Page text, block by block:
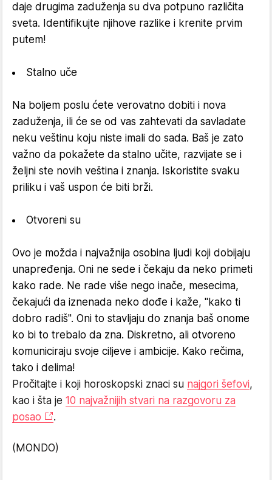
daje drugima zaduženja su dva potpuno različita
sveta. Identifikujte njihove razlike i krenite prvim
putem!
Stalno uče
Na boljem poslu ćete verovatno dobiti i nova
zaduženja, ili će se od vas zahtevati da savladate
neku veštinu koju niste imali do sada. Baš je zato
važno da pokažete da stalno učite, razvijate se i
željni ste novih veština i znanja. Iskoristite svaku
priliku i vaš uspon će biti brži.
Otvoreni su
Ovo je možda i najvažnija osobina ljudi koji dobijaju
unapređenja. Oni ne sede i čekaju da neko primeti
kako rade. Ne rade više nego inače, mesecima,
čekajući da iznenada neko dođe i kaže, "kako ti
dobro radiš". Oni to stavljaju do znanja baš onome
ko bi to trebalo da zna. Diskretno, ali otvoreno
komuniciraju svoje ciljeve i ambicije. Kako rečima,
tako i delima!
Pročitajte i koji horoskopski znaci su najgori šefovi,
kao i šta je 10 najvažnijih stvari na razgovoru za
posao
.
(MONDO)